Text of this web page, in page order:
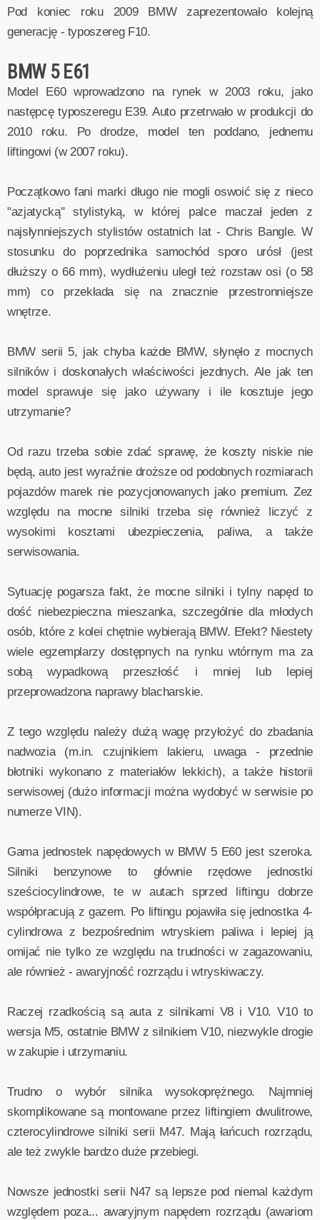
Pod koniec roku 2009 BMW zaprezentowało kolejną
generację - typoszereg F10.
BMW 5 E61
Model E60 wprowadzono na rynek w 2003 roku, jako
następcę typoszeregu E39. Auto przetrwało w produkcji do
2010 roku. Po drodze, model ten poddano, jednemu
liftingowi (w 2007 roku).
Początkowo fani marki długo nie mogli oswoić się z nieco
"azjatycką" stylistyką, w której palce maczał jeden z
najsłynniejszych stylistów ostatnich lat - Chris Bangle. W
stosunku do poprzednika samochód sporo urósł (jest
dłuższy o 66 mm), wydłużeniu uległ też rozstaw osi (o 58
mm) co przekłada się na znacznie przestronniejsze
wnętrze.
BMW serii 5, jak chyba każde BMW, słynęło z mocnych
silników i doskonałych właściwości jezdnych. Ale jak ten
model sprawuje się jako używany i ile kosztuje jego
utrzymanie?
Od razu trzeba sobie zdać sprawę, że koszty niskie nie
będą, auto jest wyraźnie droższe od podobnych rozmiarach
pojazdów marek nie pozycjonowanych jako premium. Zez
względu na mocne silniki trzeba się również liczyć z
wysokimi kosztami ubezpieczenia, paliwa, a także
serwisowania.
Sytuację pogarsza fakt, że mocne silniki i tylny napęd to
dość niebezpieczna mieszanka, szczególnie dla młodych
osób, które z kolei chętnie wybierają BMW. Efekt? Niestety
wiele egzemplarzy dostępnych na rynku wtórnym ma za
sobą wypadkową przeszłość i mniej lub lepiej
przeprowadzona naprawy blacharskie.
Z tego względu należy dużą wagę przyłożyć do zbadania
nadwozia (m.in. czujnikiem lakieru, uwaga - przednie
błotniki wykonano z materiałów lekkich), a także historii
serwisowej (dużo informacji można wydobyć w serwisie po
numerze VIN).
Gama jednostek napędowych w BMW 5 E60 jest szeroka.
Silniki benzynowe to głównie rzędowe jednostki
sześciocylindrowe, te w autach sprzed liftingu dobrze
współpracują z gazem. Po liftingu pojawiła się jednostka 4-
cylindrowa z bezpośrednim wtryskiem paliwa i lepiej ją
omijać nie tylko ze względu na trudności w zagazowaniu,
ale również - awaryjność rozrządu i wtryskiwaczy.
Raczej rzadkością są auta z silnikami V8 i V10. V10 to
wersja M5, ostatnie BMW z silnikiem V10, niezwykle drogie
w zakupie i utrzymaniu.
Trudno o wybór silnika wysokoprężnego. Najmniej
skomplikowane są montowane przez liftingiem dwulitrowe,
czterocylindrowe silniki serii M47. Mają łańcuch rozrządu,
ale też zwykle bardzo duże przebiegi.
Nowsze jednostki serii N47 są lepsze pod niemal każdym
względem poza... awaryjnym napędem rozrządu (awariom